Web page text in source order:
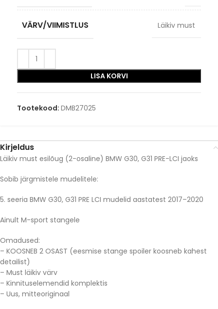
VÄRV/VIIMISTLUS Läikiv must
LISA KORVI
Tootekood: DMB27025
Kirjeldus
Läikiv must esilõug (2-osaline) BMW G30, G31 PRE-LCI jaoks
Sobib järgmistele mudelitele:
5. seeria BMW G30, G31 PRE LCI mudelid aastatest 2017–2020
Ainult M-sport stangele
Omadused:
– KOOSNEB 2 OSAST (eesmise stange spoiler koosneb kahest
detailist)
– Must läikiv värv
– Kinnituselemendid komplektis
– Uus, mitteoriginaal